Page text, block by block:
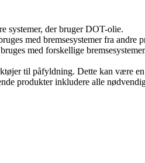
systemer, der bruger DOT-olie.
med bremsesystemer fra
med forskellige
til påfyldning. Dette kan være
produkter inkludere alle